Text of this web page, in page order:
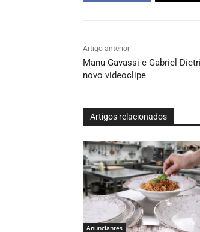
Artigo anterior
Manu Gavassi e Gabriel
novo videoclipe
Artigos relacionados
Anunciantes